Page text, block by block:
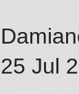
25 Jul